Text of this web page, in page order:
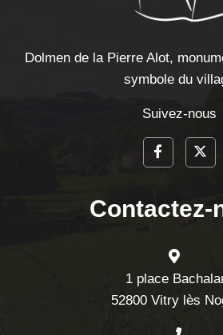
Dolmen de la Pierre Alot,
symbole du
Suivez-nous
Contactez-
1 place
52800 Vitry lès